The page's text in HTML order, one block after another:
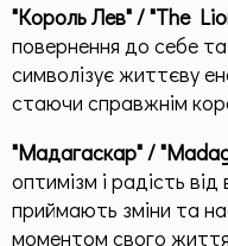
"Король Лев" / "The
повернення до себе
символізує життєву
стаючи справжнім
"Мадагаскар" /
оптимізм і радість
приймають зміни та
моментом свого